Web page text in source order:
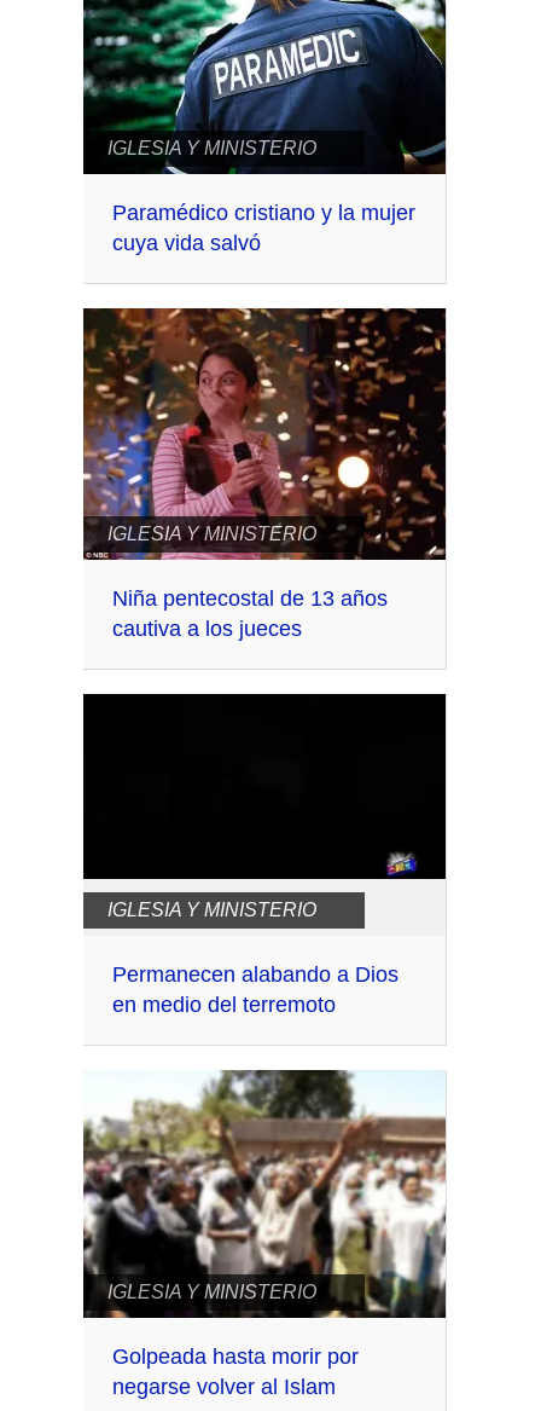
IGLESIA Y MINISTERIO
Paramédico cristiano y la mujer
cuya vida salvó
IGLESIA Y MINISTERIO
Niña pentecostal de 13 años
cautiva a los jueces
IGLESIA Y MINISTERIO
Permanecen alabando a Dios
en medio del terremoto
IGLESIA Y MINISTERIO
Golpeada hasta morir por
negarse volver al Islam